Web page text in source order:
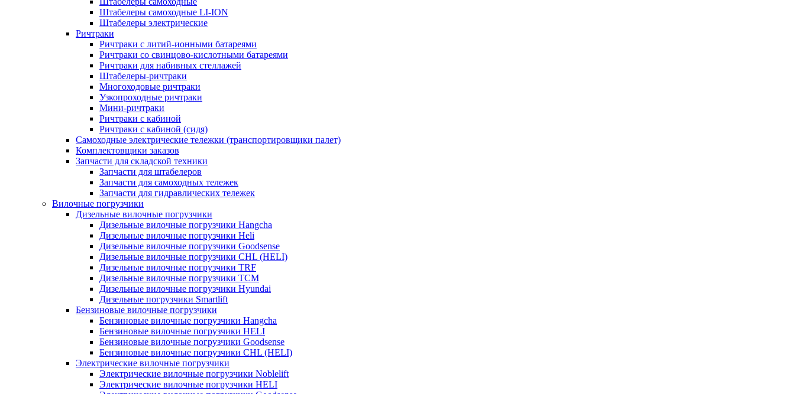
Штабелеры самоходные LI-ION
Штабелеры электрические
Ричтраки
Ричтраки с литий-ионными батареями
Ричтраки со свинцово-кислотными батареями
Ричтраки для набивных стеллажей
Штабелеры-ричтраки
Многоходовые ричтраки
Узкопроходные ричтраки
Мини-ричтраки
Ричтраки с кабиной
Ричтраки с кабиной (сидя)
Самоходные электрические тележки (транспортировщики палет)
Комплектовщики заказов
Запчасти для складской техники
Запчасти для штабелеров
Запчасти для самоходных тележек
Запчасти для гидравлических тележек
Вилочные погрузчики
Дизельные вилочные погрузчики
Дизельные вилочные погрузчики Hangcha
Дизельные вилочные погрузчики Heli
Дизельные вилочные погрузчики Goodsense
Дизельные вилочные погрузчики CHL (HELI)
Дизельные вилочные погрузчики TRF
Дизельные вилочные погрузчики TCM
Дизельные вилочные погрузчики Hyundai
Дизельные погрузчики Smartlift
Бензиновые вилочные погрузчики
Бензиновые вилочные погрузчики Hangcha
Бензиновые вилочные погрузчики HELI
Бензиновые вилочные погрузчики Goodsense
Бензиновые вилочные погрузчики CHL (HELI)
Электрические вилочные погрузчики
Электрические вилочные погрузчики Noblelift
Электрические вилочные погрузчики HELI